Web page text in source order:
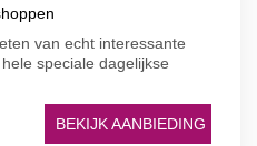
van echt interessante
speciale dagelijkse
BEKIJK AANBIEDING